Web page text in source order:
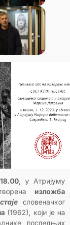
, у Атријуму
изложба
словеначког
(1962), који је на
последњих